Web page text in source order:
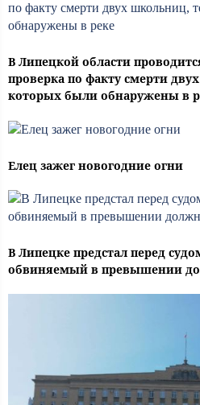
В Липецкой области
проверка по факту смерти
которых были обнаружены в
Елец зажег новогодние огни
В Липецке предстал перед
обвиняемый в превышении